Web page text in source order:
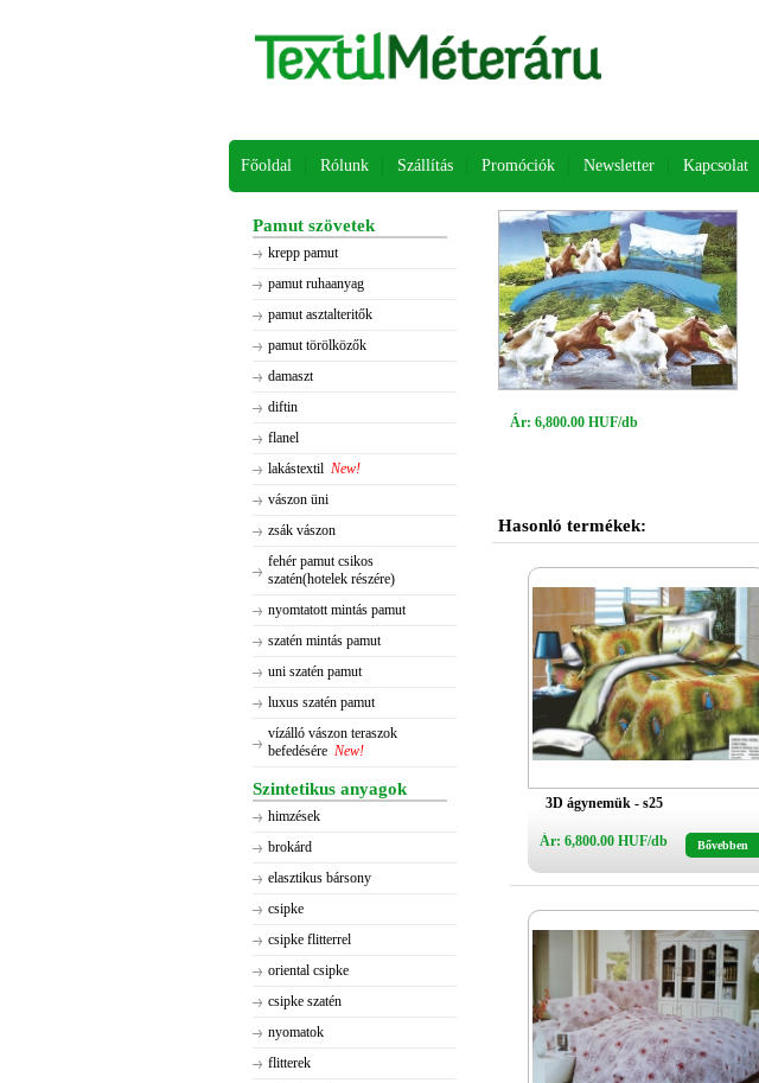
Főoldal Rólunk Szállítás Promóciók Newsletter Kapcsolat
Pamut szövetek
krepp pamut
pamut ruhaanyag
pamut asztalteritők
pamut törölközők
damaszt
diftin
flanel
lakástextil New!
vászon üni
zsák vászon
fehér pamut csikos
szatén(hotelek részére)
nyomtatott mintás pamut
szatén mintás pamut
uni szatén pamut
luxus szatén pamut
vízálló vászon teraszok
befedésére New!
Szintetikus anyagok
himzések
brokárd
elasztikus bársony
csipke
csipke flitterrel
oriental csipke
csipke szatén
nyomatok
flitterek
Ár: 6,800.00 HUF/db
Hasonló termékek:
3D ágynemük - s25
Ár: 6,800.00 HUF/db Bővebben